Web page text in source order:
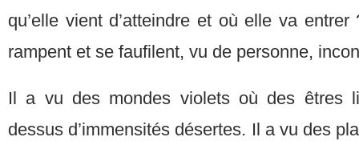
qu’elle vient d’atteindre et où elle va
rampent et se faufilent, vu de personne,
Il a vu des mondes violets où des êtres
dessus d’immensités désertes. Il a vu des